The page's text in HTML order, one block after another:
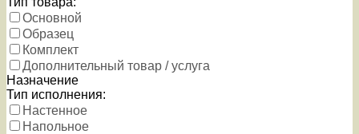
Основной
Образец
Комплект
Дополнительный товар / услуга
Назначение
Тип исполнения:
Настенное
Напольное